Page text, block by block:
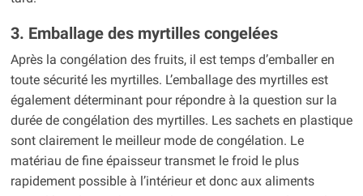
3. Emballage des myrtilles congelées
Après la congélation des fruits, il est temps d’emballer en
toute sécurité les myrtilles. L’emballage des myrtilles est
également déterminant pour répondre à la question sur la
durée de congélation des myrtilles. Les sachets en plastique
sont clairement le meilleur mode de congélation. Le
matériau de fine épaisseur transmet le froid le plus
rapidement possible à l’intérieur et donc aux aliments